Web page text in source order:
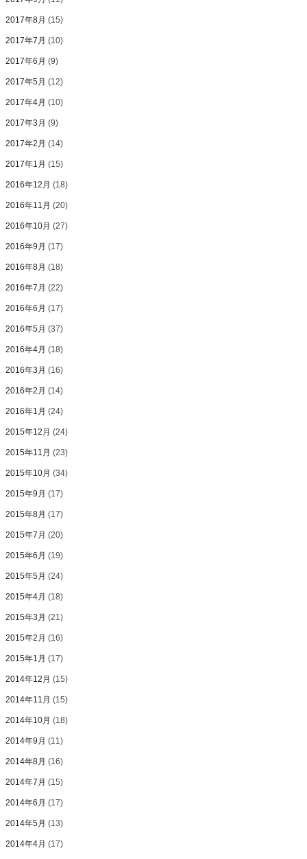
2017年8月 (15)
2017年7月 (10)
2017年6月 (9)
2017年5月 (12)
2017年4月 (10)
2017年3月 (9)
2017年2月 (14)
2017年1月 (15)
2016年12月 (18)
2016年11月 (20)
2016年10月 (27)
2016年9月 (17)
2016年8月 (18)
2016年7月 (22)
2016年6月 (17)
2016年5月 (37)
2016年4月 (18)
2016年3月 (16)
2016年2月 (14)
2016年1月 (24)
2015年12月 (24)
2015年11月 (23)
2015年10月 (34)
2015年9月 (17)
2015年8月 (17)
2015年7月 (20)
2015年6月 (19)
2015年5月 (24)
2015年4月 (18)
2015年3月 (21)
2015年2月 (16)
2015年1月 (17)
2014年12月 (15)
2014年11月 (15)
2014年10月 (18)
2014年9月 (11)
2014年8月 (16)
2014年7月 (15)
2014年6月 (17)
2014年5月 (13)
2014年4月 (17)